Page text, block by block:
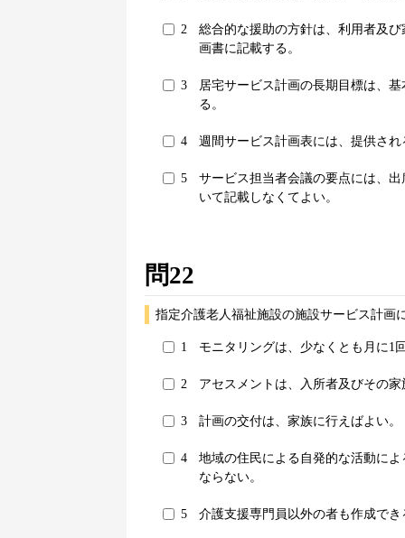
2
総合的な援助の方針は、利用者及
画書に記載する。
3
居宅サービス計画の長期目標は、
る。
4 週間サービス計画表には、提供さ
5
サービス担当者会議の要点には、
いて記載しなくてよい。
問22
指定介護老人福祉施設の施設サービス計画
1 モニタリングは、少なくとも月に1
2 アセスメントは、入所者及びその
3 計画の交付は、家族に行えばよい。
4
地域の住民による自発的な活動に
ならない。
5 介護支援専門員以外の者も作成でき